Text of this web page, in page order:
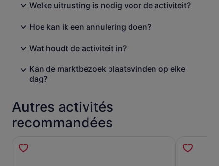
Welke uitrusting is nodig voor de activiteit?
Hoe kan ik een annulering doen?
Wat houdt de activiteit in?
Kan de marktbezoek plaatsvinden op elke
dag?
Autres activités
recommandées